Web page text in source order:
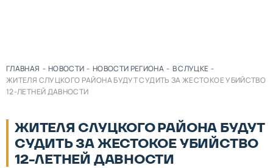
ГЛАВНАЯ - НОВОСТИ - НОВОСТИ РЕГИОНА - В СЛУЦКЕ -
ЖИТЕЛЯ СЛУЦКОГО РАЙОНА БУДУТ СУДИТЬ ЗА ЖЕСТОКОЕ УБИЙСТВО
12-ЛЕТНЕЙ ДАВНОСТИ
ЖИТЕЛЯ СЛУЦКОГО РАЙОНА БУДУТ
СУДИТЬ ЗА ЖЕСТОКОЕ УБИЙСТВО
12-ЛЕТНЕЙ ДАВНОСТИ